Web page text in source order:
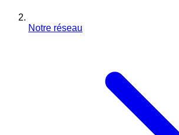
Notre réseau